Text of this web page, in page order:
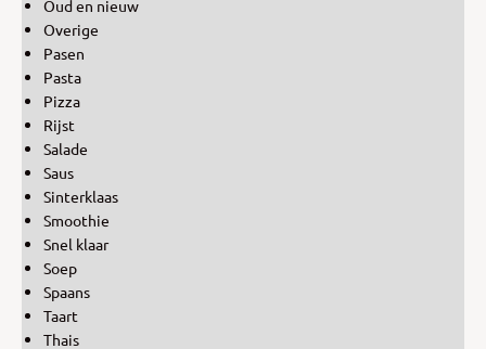
Oud en nieuw
Overige
Pasen
Pasta
Pizza
Rijst
Salade
Saus
Sinterklaas
Smoothie
Snel klaar
Soep
Spaans
Taart
Thais